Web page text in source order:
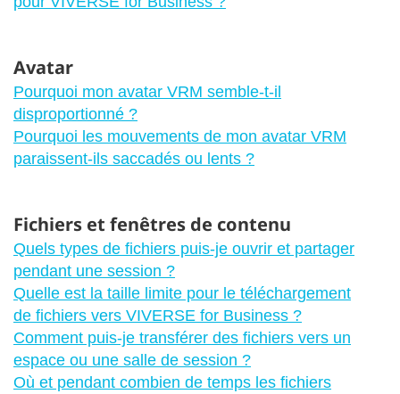
Avatar
Pourquoi mon avatar VRM semble-t-il
disproportionné ?
Pourquoi les mouvements de mon avatar VRM
paraissent-ils saccadés ou lents ?
Fichiers et fenêtres de contenu
Quels types de fichiers puis-je ouvrir et partager
pendant une session ?
Quelle est la taille limite pour le téléchargement
de fichiers vers VIVERSE for Business ?
Comment puis-je transférer des fichiers vers un
espace ou une salle de session ?
Où et pendant combien de temps les fichiers